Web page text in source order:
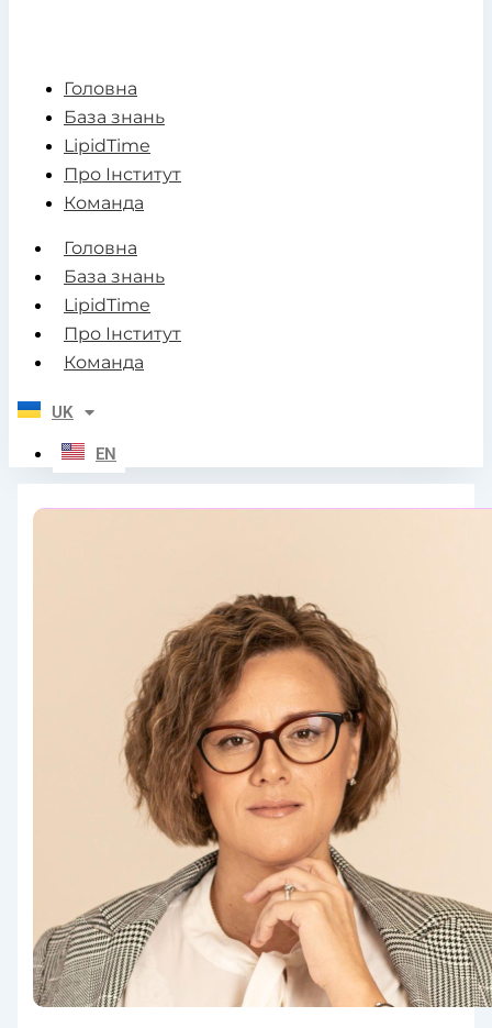
Головна
База знань
LipidTime
Про Інститут
Команда
Головна
База знань
LipidTime
Про Інститут
Команда
UK
EN